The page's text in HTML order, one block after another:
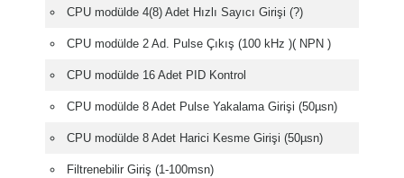
CPU modülde 4(8) Adet Hızlı Sayıcı Girişi (?)
CPU modülde 2 Ad. Pulse Çıkış (100 kHz )( NPN )
CPU modülde 16 Adet PID Kontrol
CPU modülde 8 Adet Pulse Yakalama Girişi (50µsn)
CPU modülde 8 Adet Harici Kesme Girişi (50µsn)
Filtrenebilir Giriş (1-100msn)